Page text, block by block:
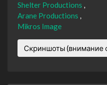
Shelter Productions
Arane Productions
Mikros Image
Скриншоты (внимание